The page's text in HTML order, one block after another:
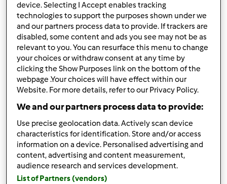
Anonimo (non verificato)
Gio, 10/21/2010 - 17:21
Benvenuta Roby ,sei nel posto giusto qui troverai tante
In cima
per poter commentare
device. Selecting I Accept enables tracking
technologies to support the purposes shown under we
and our partners process data to provide. If trackers are
disabled, some content and ads you see may not be as
relevant to you. You can resurface this menu to change
your choices or withdraw consent at any time by
clicking the Show Purposes link on the bottom of the
webpage .Your choices will have effect within our
Website. For more details, refer to our Privacy Policy.
We and our partners process data to provide:
Use precise geolocation data. Actively scan device
characteristics for identification. Store and/or access
information on a device. Personalised advertising and
content, advertising and content measurement,
audience research and services development.
List of Partners (vendors)